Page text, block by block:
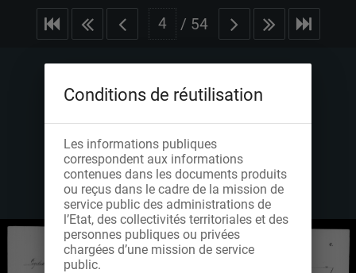
/ 54
Conditions de réutilisation
Les informations publiques
correspondent aux informations
contenues dans les documents produits
ou reçus dans le cadre de la mission de
service public des administrations de
l’Etat, des collectivités territoriales et des
personnes publiques ou privées
chargées d’une mission de service
public.